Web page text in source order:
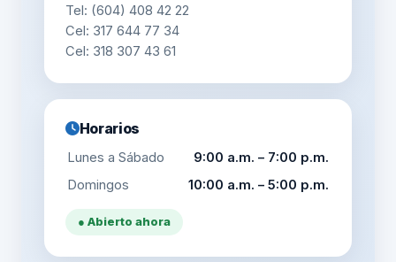
Tel: (604) 408 42 22
Cel: 317 644 77 34
Cel: 318 307 43 61
Horarios
Lunes a Sábado
9:00 a.m. – 7:00 p.m.
Domingos
10:00 a.m. – 5:00 p.m.
● Abierto ahora